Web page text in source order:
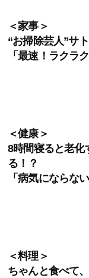
＜家事＞
“お掃除芸人”サ
「最速！ラクラ
＜健康＞
8時間寝ると老化
る！？
「病気にならな
＜料理＞
ちゃんと食べて